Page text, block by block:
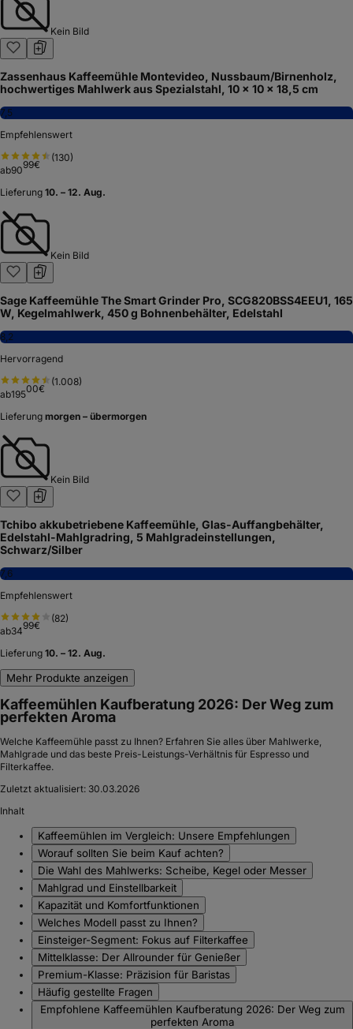
Kein Bild
Zassenhaus Kaffeemühle Montevideo, Nussbaum/Birnenholz,
hochwertiges Mahlwerk aus Spezialstahl, 10 x 10 x 18,5 cm
7,5
Empfehlenswert
(130)
ab9099€
Lieferung 10. – 12. Aug.
Kein Bild
Sage Kaffeemühle The Smart Grinder Pro, SCG820BSS4EEU1, 165
W, Kegelmahlwerk, 450 g Bohnenbehälter, Edelstahl
8,2
Hervorragend
(1.008)
ab19500€
Lieferung morgen – übermorgen
Kein Bild
Tchibo akkubetriebene Kaffeemühle, Glas-Auffangbehälter,
Edelstahl-Mahlgradring, 5 Mahlgradeinstellungen,
Schwarz/Silber
7,6
Empfehlenswert
(82)
ab3499€
Lieferung 10. – 12. Aug.
Mehr Produkte anzeigen
Kaffeemühlen Kaufberatung 2026: Der Weg zum
perfekten Aroma
Welche Kaffeemühle passt zu Ihnen? Erfahren Sie alles über Mahlwerke,
Mahlgrade und das beste Preis-Leistungs-Verhältnis für Espresso und
Filterkaffee.
Zuletzt aktualisiert: 30.03.2026
Inhalt
Kaffeemühlen im Vergleich: Unsere Empfehlungen
Worauf sollten Sie beim Kauf achten?
Die Wahl des Mahlwerks: Scheibe, Kegel oder Messer
Mahlgrad und Einstellbarkeit
Kapazität und Komfortfunktionen
Welches Modell passt zu Ihnen?
Einsteiger-Segment: Fokus auf Filterkaffee
Mittelklasse: Der Allrounder für Genießer
Premium-Klasse: Präzision für Baristas
Häufig gestellte Fragen
Empfohlene Kaffeemühlen Kaufberatung 2026: Der Weg zum
perfekten Aroma